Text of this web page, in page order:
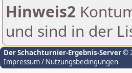
Hinweis2
und sind in der
Der Schachturnier-Ergebnis-Server©
Impressum / Nutzungsbedingungen